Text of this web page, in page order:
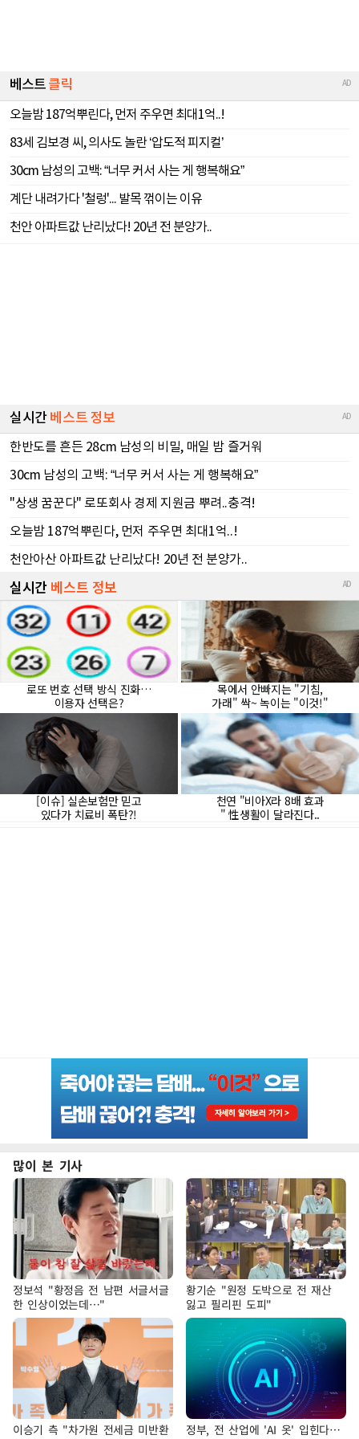
많이 본 기사
정보석 "황정음 전 남편 서글서글
한 인상이었는데…"
황기순 "원정 도박으로 전 재산
잃고 필리핀 도피"
이승기 측 "차가원 전세금 미반환
정부, 전 산업에 'AI 옷' 입힌다…